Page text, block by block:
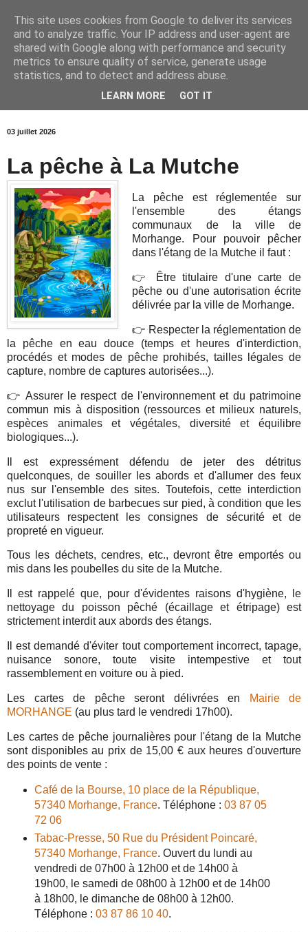
03 juillet 2026
La pêche à La Mutche
La pêche est réglementée sur
l'ensemble des étangs
communaux de la ville de
Morhange. Pour pouvoir pêcher
dans l'étang de la Mutche il faut :
👉 Être titulaire d'une carte de
pêche ou d'une autorisation écrite
délivrée par la ville de Morhange.
👉 Respecter la réglementation de
la pêche en eau douce (temps et heures d'interdiction,
procédés et modes de pêche prohibés, tailles légales de
capture, nombre de captures autorisées...).
👉 Assurer le respect de l'environnement et du patrimoine
commun mis à disposition (ressources et milieux naturels,
espèces animales et végétales, diversité et équilibre
biologiques...).
Il est expressément défendu de jeter des détritus
quelconques, de souiller les abords et d'allumer des feux
nus sur l'ensemble des sites. Toutefois, cette interdiction
exclut l'utilisation de barbecues sur pied, à condition que les
utilisateurs respectent les consignes de sécurité et de
propreté en vigueur.
Tous les déchets, cendres, etc., devront être emportés ou
mis dans les poubelles du site de la Mutche.
Il est rappelé que, pour d'évidentes raisons d'hygiène, le
nettoyage du poisson pêché (écaillage et étripage) est
strictement interdit aux abords des étangs.
Il est demandé d'éviter tout comportement incorrect, tapage,
nuisance sonore, toute visite intempestive et tout
rassemblement en voiture ou à pied.
Les cartes de pêche seront délivrées en
Mairie de
MORHANGE (au plus tard le vendredi 17h00).
Les cartes de pêche journalières pour l'étang de la Mutche
sont disponibles au prix de 15,00 € aux heures d'ouverture
des points de vente :
Café de la Bourse, 10 place de la République,
57340 Morhange, France. Téléphone : 03 87 05
72 06
Tabac-Presse, 50 Rue du Président Poincaré,
57340 Morhange, France. Ouvert du lundi au
vendredi de 07h00 à 12h00 et de 14h00 à
19h00, le samedi de 08h00 à 12h00 et de 14h00
à 18h00, le dimanche de 08h00 à 12h00.
Téléphone : 03 87 86 10 40.
This site uses cookies from Google to deliver its services
and to analyze traffic. Your IP address and user-agent are
shared with Google along with performance and security
metrics to ensure quality of service, generate usage
statistics, and to detect and address abuse.
LEARN MORE GOT IT